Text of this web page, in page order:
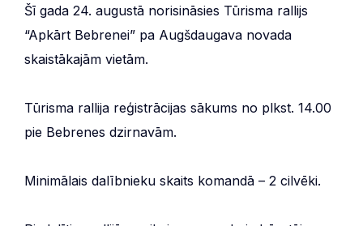
Šī gada 24. augustā norisināsies Tūrisma rallijs
“Apkārt Bebrenei” pa Augšdaugava novada
skaistākajām vietām.
Tūrisma rallija reģistrācijas sākums no plkst. 14.00
pie Bebrenes dzirnavām.
Minimālais dalībnieku skaits komandā – 2 cilvēki.